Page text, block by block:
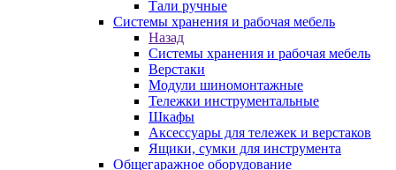
Тали ручные
Системы хранения и рабочая мебель
Назад
Системы хранения и рабочая мебель
Верстаки
Модули шиномонтажные
Тележки инструментальные
Шкафы
Аксессуары для тележек и верстаков
Ящики, сумки для инструмента
Общегаражное оборудование